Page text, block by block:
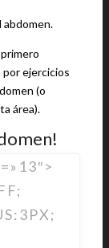
abdomen.
ejercicios
(o
área).